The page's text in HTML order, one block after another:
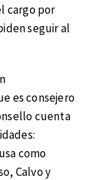
cargo por
seguir al
es consejero
cuenta
como
Calvo y